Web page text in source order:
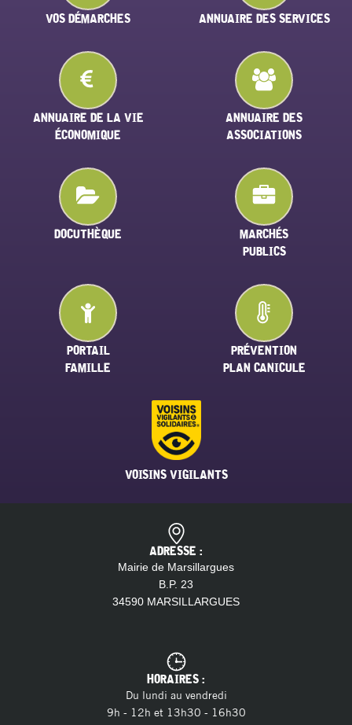
VOS DÉMARCHES ANNUAIRE DES SERVICES
ANNUAIRE DE LA VIE
ÉCONOMIQUE
ANNUAIRE DES
ASSOCIATIONS
DOCUTHÈQUE
MARCHÉS
PUBLICS
PORTAIL
FAMILLE
PRÉVENTION
PLAN CANICULE
VOISINS VIGILANTS
ADRESSE :
Mairie de Marsillargues
B.P. 23
34590 MARSILLARGUES
HORAIRES :
Du lundi au vendredi
9h - 12h et 13h30 - 16h30